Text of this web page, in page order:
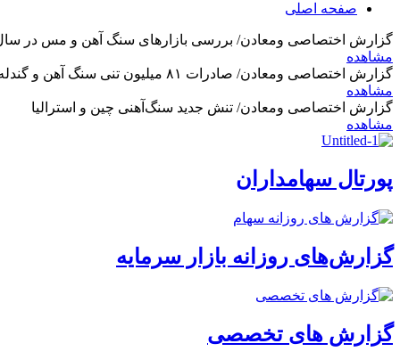
صفحه اصلی
گزارش اختصاصی ومعادن/ بررسی بازارهای سنگ آهن و مس در سال 2025 و نگاه تحلیلگران به
مشاهده
گزارش اختصاصی ومعادن/ صادرات ۸۱ میلیون تنی سنگ آهن و گندله استرالیا در ماه گذشته
مشاهده
گزارش اختصاصی ومعادن/ تنش جدید سنگ‌آهنی چین و استرالیا
مشاهده
پورتال سهامداران
گزارش‌های روزانه بازار سرمایه
گزارش های تخصصی